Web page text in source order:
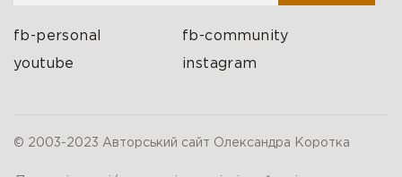
fb-personal fb-community
youtube instagram
© 2003-2023 Авторський сайт Олександра Коротка